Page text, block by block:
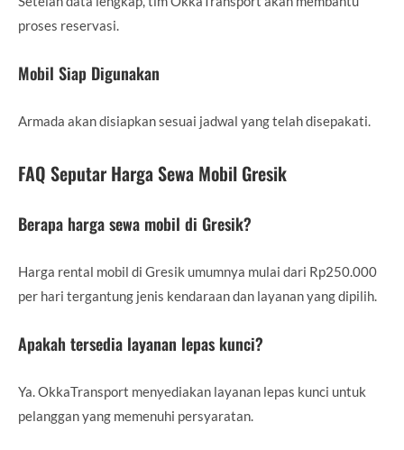
proses reservasi.
Mobil Siap Digunakan
Armada akan disiapkan sesuai jadwal yang telah disepakati.
FAQ Seputar Harga Sewa Mobil Gresik
Berapa harga sewa mobil di Gresik?
Harga rental mobil di Gresik umumnya mulai dari Rp250.000
per hari tergantung jenis kendaraan dan layanan yang dipilih.
Apakah tersedia layanan lepas kunci?
Ya. OkkaTransport menyediakan layanan lepas kunci untuk
pelanggan yang memenuhi persyaratan.